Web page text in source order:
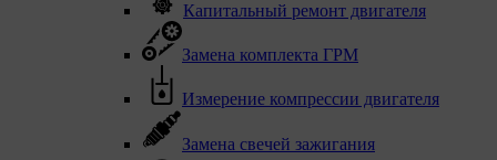
Капитальный ремонт двигателя
Замена комплекта ГРМ
Измерение компрессии двигателя
Замена свечей зажигания